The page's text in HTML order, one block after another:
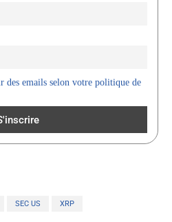
des emails selon votre politique de
SEC US XRP